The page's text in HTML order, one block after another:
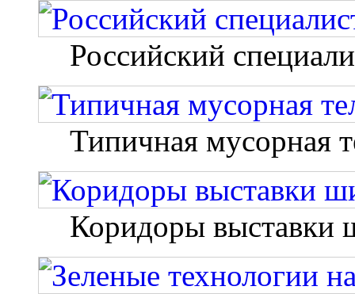
Российский
Типичная мусорная
Коридоры выставки